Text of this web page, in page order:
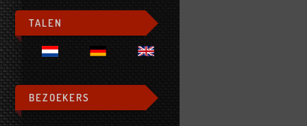
TALEN
BEZOEKERS